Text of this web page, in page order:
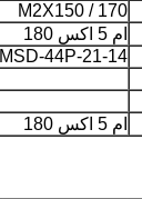
M2X150 / 170
ام 5 اكس 180
MSD-44P-21-14
ام 5 اكس 180